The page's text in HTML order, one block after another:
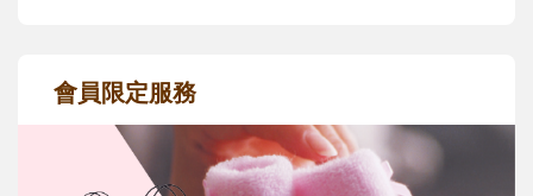
會員限定服務